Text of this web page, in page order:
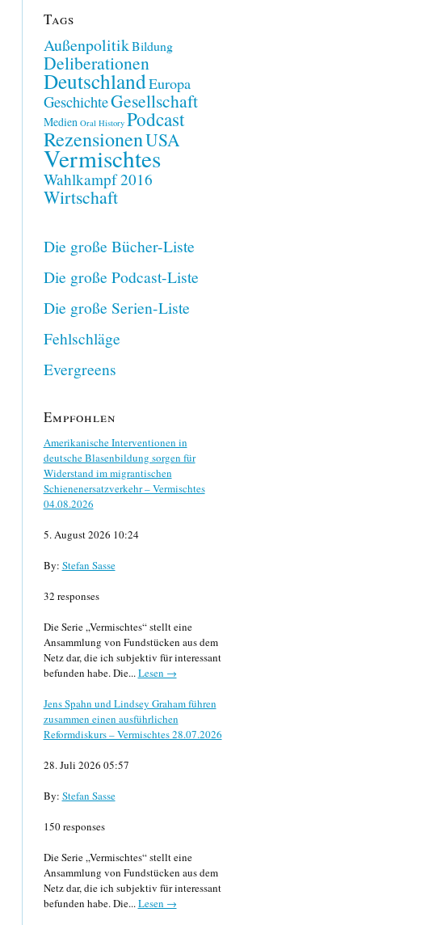
Tags
AußenpolitikBildung
Deliberationen
DeutschlandEuropa
GeschichteGesellschaft
Medien Oral History Podcast
RezensionenUSA
Vermischtes
Wahlkampf 2016
Wirtschaft
Die große Bücher-Liste
Die große Podcast-Liste
Die große Serien-Liste
Fehlschläge
Evergreens
Empfohlen
Amerikanische Interventionen in
deutsche Blasenbildung sorgen für
Widerstand im migrantischen
Schienenersatzverkehr – Vermischtes
04.08.2026
5. August 2026 10:24
By: Stefan Sasse
32 responses
Die Serie „Vermischtes“ stellt eine
Ansammlung von Fundstücken aus dem
Netz dar, die ich subjektiv für interessant
befunden habe. Die...Lesen →
Jens Spahn und Lindsey Graham führen
zusammen einen ausführlichen
Reformdiskurs – Vermischtes 28.07.2026
28. Juli 2026 05:57
By: Stefan Sasse
150 responses
Die Serie „Vermischtes“ stellt eine
Ansammlung von Fundstücken aus dem
Netz dar, die ich subjektiv für interessant
befunden habe. Die...Lesen →